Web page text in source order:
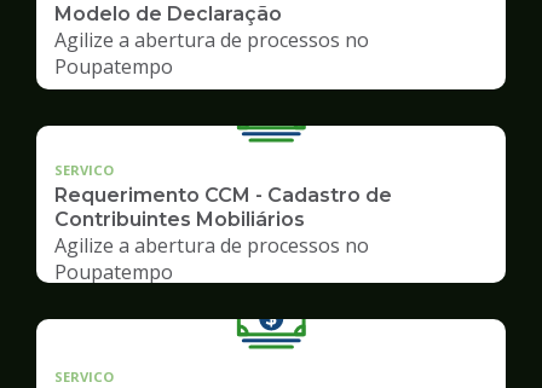
Modelo de Declaração
Agilize a abertura de processos no
Poupatempo
SERVICO
Requerimento CCM - Cadastro de
Contribuintes Mobiliários
Agilize a abertura de processos no
Poupatempo
SERVICO